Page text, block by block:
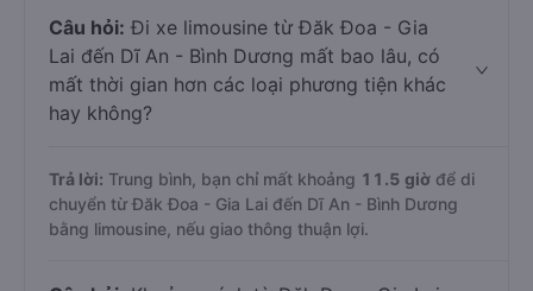
Câu hỏi: Đi xe limousine từ Đăk Đoa - Gia
Lai đến Dĩ An - Bình Dương mất bao lâu, có
mất thời gian hơn các loại phương tiện khác
hay không?
Trả lời: Trung bình, bạn chỉ mất khoảng 11.5 giờ để di
chuyển từ Đăk Đoa - Gia Lai đến Dĩ An - Bình Dương
bằng limousine, nếu giao thông thuận lợi.